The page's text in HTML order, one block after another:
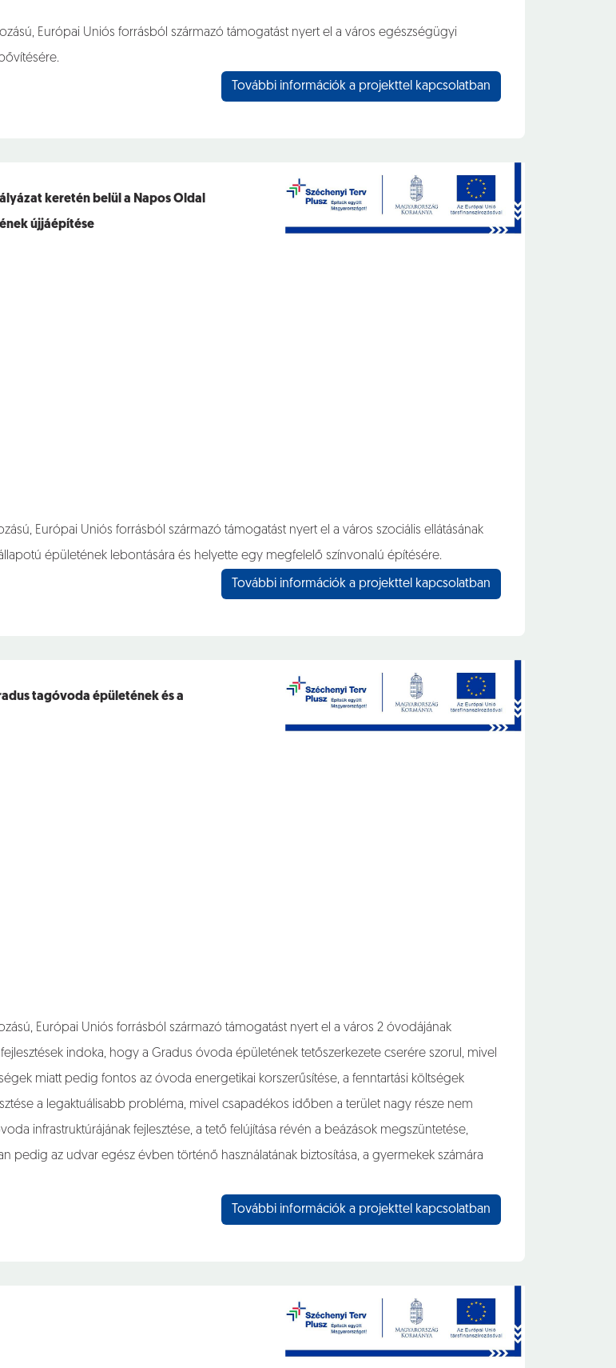
Európai Uniós forrásból származó támogatást nyert el a város egészségügyi
További információk a projekttel kapcsolatban
keretén belül a Napos Oldal
újjáépítése
Európai Uniós forrásból származó támogatást nyert el a város szociális ellátásának
épületének lebontására és helyette egy megfelelő színvonalú építésére.
További információk a projekttel kapcsolatban
tagóvoda épületének és a
Európai Uniós forrásból származó támogatást nyert el a város 2 óvodájának
indoka, hogy a Gradus óvoda épületének tetőszerkezete cserére szorul, mivel
miatt pedig fontos az óvoda energetikai korszerűsítése, a fenntartási költségek
a legaktuálisabb probléma, mivel csapadékos időben a terület nagy része nem
infrastruktúrájának fejlesztése, a tető felújítása révén a beázások megszüntetése,
pedig az udvar egész évben történő használatának biztosítása, a gyermekek számára
További információk a projekttel kapcsolatban